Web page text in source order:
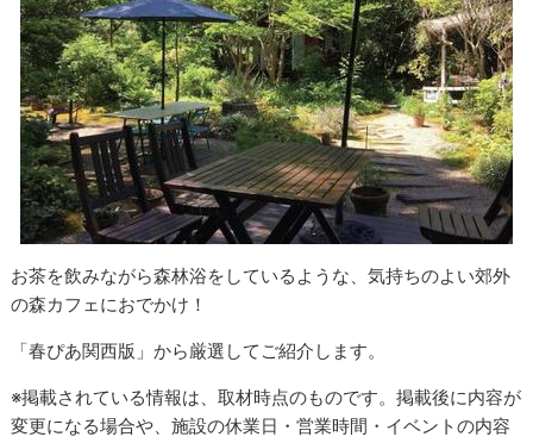
お茶を飲みながら森林浴をしているような、気持ちのよい郊外
の森カフェにおでかけ！
「春ぴあ関西版」から厳選してご紹介します。
※掲載されている情報は、取材時点のものです。掲載後に内容が
変更になる場合や、施設の休業日・営業時間・イベントの内容